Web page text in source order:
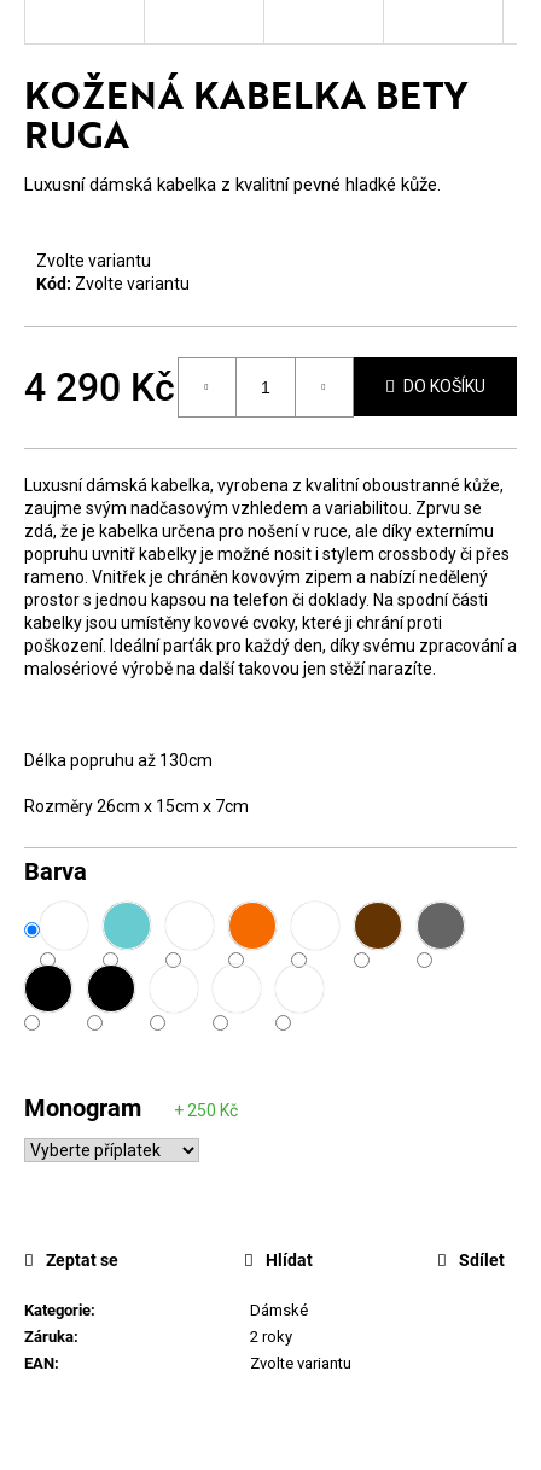
KOŽENÁ KABELKA BETY
RUGA
Luxusní dámská kabelka z kvalitní pevné hladké kůže.
Barva
Monogram
Zvolte variantu
Kód: Zvolte variantu
4 290 Kč DO KOŠÍKU
Luxusní dámská kabelka, vyrobena z kvalitní oboustranné kůže,
zaujme svým nadčasovým vzhledem a variabilitou. Zprvu se
zdá, že je kabelka určena pro nošení v ruce, ale díky externímu
popruhu uvnitř kabelky je možné nosit i stylem crossbody či přes
rameno. Vnitřek je chráněn kovovým zipem a nabízí nedělený
prostor s jednou kapsou na telefon či doklady. Na spodní části
kabelky jsou umístěny kovové cvoky, které ji chrání proti
poškození. Ideální parťák pro každý den, díky svému zpracování a
malosériové výrobě na další takovou jen stěží narazíte.
Délka popruhu až 130cm
Rozměry 26cm x 15cm x 7cm
Kategorie:
Dámské
Záruka:
2 roky
EAN: Zvolte variantu
Zeptat se Hlídat Sdílet
E
T
E
N
A
T
HLEDAT
D
o
p
o
č
u
e
m
e